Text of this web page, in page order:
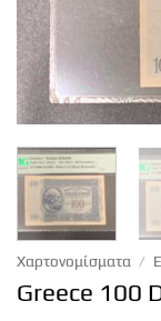
Χαρτονομίσματα /
Greece 100